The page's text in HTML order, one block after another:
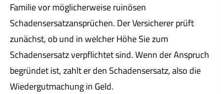
Familie vor möglicherweise ruinösen
Schadensersatzansprüchen. Der Versicherer prüft
zunächst, ob und in welcher Höhe Sie zum
Schadensersatz verpflichtet sind. Wenn der Anspruch
begründet ist, zahlt er den Schadensersatz, also die
Wiedergutmachung in Geld.